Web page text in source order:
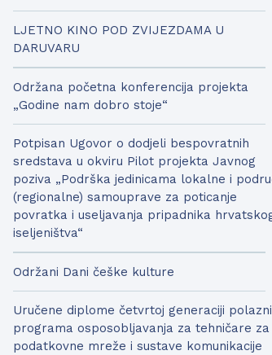
LJETNO KINO POD ZVIJEZDAMA U
DARUVARU
Održana početna konferencija projekta
„Godine nam dobro stoje“
Potpisan Ugovor o dodjeli bespovratnih
sredstava u okviru Pilot projekta Javnog
poziva „Podrška jedinicama lokalne i
(regionalne) samouprave za poticanje
povratka i useljavanja pripadnika
iseljeništva“
Održani Dani češke kulture
Uručene diplome četvrtoj generaciji
programa osposobljavanja za tehničare za
podatkovne mreže i sustave komunikacije